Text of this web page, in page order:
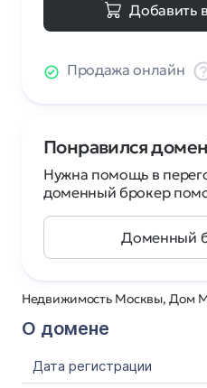
Недвижимость Москвы, Дом
О домене
Дата регистрации
Добавить
Продажа онлайн
Понравился
Нужна помощь в
доменный брокер
Доменный